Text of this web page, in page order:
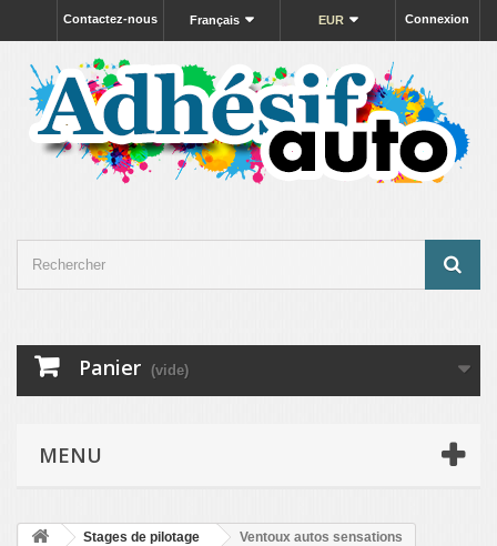
Connexion
EUR
Français
Contactez-nous
Panier (vide)
MENU
Stages de pilotage Ventoux autos sensations